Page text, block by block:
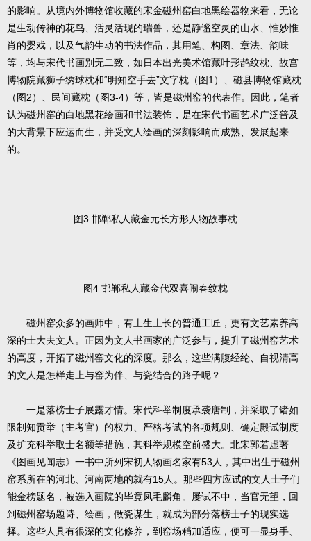
的影响。从境内外博物馆收藏的宋金磁州窑白地黑绘器物来看，无论
是生动传神的花鸟、活灵活现的瑞兽，还是静谧空灵的山水、惟妙惟
肖的婴戏，以及气韵生动的书法作品，其用笔、构图、章法、韵味
等，均与宋代书画别无二致，如日本出光美术馆藏叶形鹊纹枕、故宫
博物院藏狮子绣球枕和“明知空手去”文字枕（图1）、磁县博物馆藏枕
（图2）、民间藏枕（图3-4）等，皆是磁州窑的代表作。因此，笔者
认为磁州窑的白地黑花绘画和书法装饰，是在宋代书画艺术广泛普及
的大背景下应运而生，并受文人绘画的深刻影响而成熟、发展起来
的。
图3 邯郸私人藏金元长方形人物故事枕
图4 邯郸私人藏金代双喜闹春纹枕
磁州窑众多的画师中，有土生土长的普通工匠，更有文艺素养高
深的士大夫文人。正因为文人书画家的广泛参与，提升了磁州窑艺术
的高度，开拓了磁州窑文化的深度。那么，这些满腹经纶、自视清高
的文人是怎样走上与窑为伴、与瓷结合的路子呢？
一是落榜士子展露才情。宋代科举制度承袭唐制，并采取了诸如
限制知贡举（主考官）的权力、严格考试的各项规则、确定殿试制度
及扩充科举取士名额等措施，其科举规模空前盛大。北宋郭若虚著
《图画见闻志》一书中所列宋初人物画名家有53人，其中出生于磁州
窑系所在的河北、河南两地的就有15人。那些四方应试的文人士子们
能金榜题名，被选入画院的毕竟凤毛麟角。屡试不中，当官无望，回
到磁州窑场题诗、绘画，做瓷谋生，就成为部分落榜士子的现实选
择。这些人具有很深的文化修养，到窑场稍加适应，便可一显身手、